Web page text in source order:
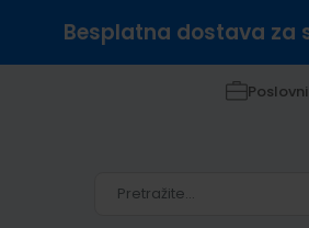
Besplatna dostava za